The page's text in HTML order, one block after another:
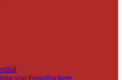
von Feuerlöschern